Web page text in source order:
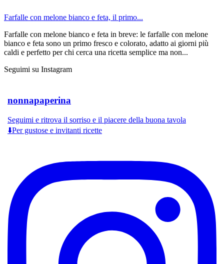
Farfalle con melone bianco e feta, il primo...
Farfalle con melone bianco e feta in breve: le farfalle con melone
bianco e feta sono un primo fresco e colorato, adatto ai giorni più
caldi e perfetto per chi cerca una ricetta semplice ma non...
Seguimi su Instagram
nonnapaperina
Seguimi e ritrova il sorriso e il piacere della buona tavola
⬇️Per gustose e invitanti ricette